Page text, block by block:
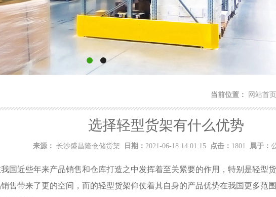
当前位置： 网站首页
选择轻型货架有什么优势
来源： 长沙盛昌隆仓储货架 日期： 2021-06-18 14:01:15 点击： 1801 属于：
国近些年来产品销售和仓库打造之中发挥着至关紧要的作用，特别是轻型
售带来了更的空间，而的轻型货架仰仗着其自身的产品优势在我国更多范